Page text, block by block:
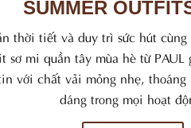
SUMMER
thời tiết và duy trì sức hút
sơ mi quần tây mùa hè từ
với chất vải mỏng nhẹ,
dáng trong mọi hoạt